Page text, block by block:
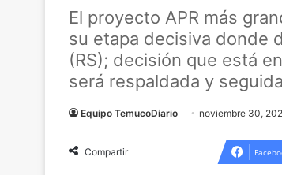
El proyecto APR más
su etapa decisiva donde
(RS); decisión que está
será respaldada y
Equipo TemucoDiario noviembre 30,
Compartir